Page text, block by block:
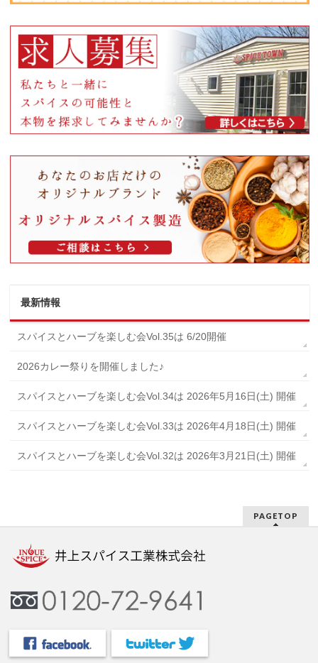
最新情報
スパイスとハーブを楽しむ会Vol.35は 6/20開催
2026カレー祭りを開催しました♪
スパイスとハーブを楽しむ会Vol.34は 2026年5月16日(土) 開催
スパイスとハーブを楽しむ会Vol.33は 2026年4月18日(土) 開催
スパイスとハーブを楽しむ会Vol.32は 2026年3月21日(土) 開催
PAGETOP